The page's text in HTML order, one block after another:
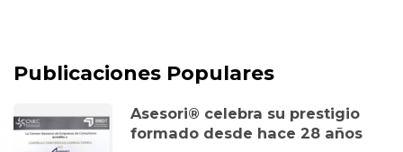
Publicaciones Populares
Asesori® celebra su prestigio
formado desde hace 28 años